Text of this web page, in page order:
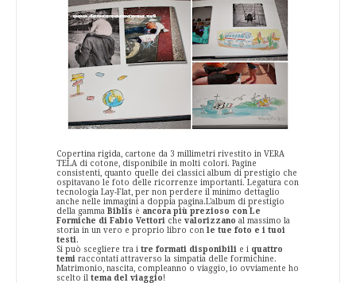
Copertina rigida, cartone da 3 millimetri rivestito in VERA
TELA di cotone, disponibile in molti colori. Pagine
consistenti, quanto quelle dei classici album di prestigio che
ospitavano le foto delle ricorrenze importanti. Legatura con
tecnologia Lay-Flat, per non perdere il minimo dettaglio
anche nelle immagini a doppia pagina.L'album di prestigio
della gamma Biblis è ancora più prezioso con Le
Formiche di Fabio Vettori che valorizzano al massimo la
storia in un vero e proprio libro con le tue foto e i tuoi
testi.
Si può scegliere tra i tre formati disponibili e i quattro
temi raccontati attraverso la simpatia delle formichine.
Matrimonio, nascita, compleanno o viaggio, io ovviamente ho
scelto il tema del viaggio!